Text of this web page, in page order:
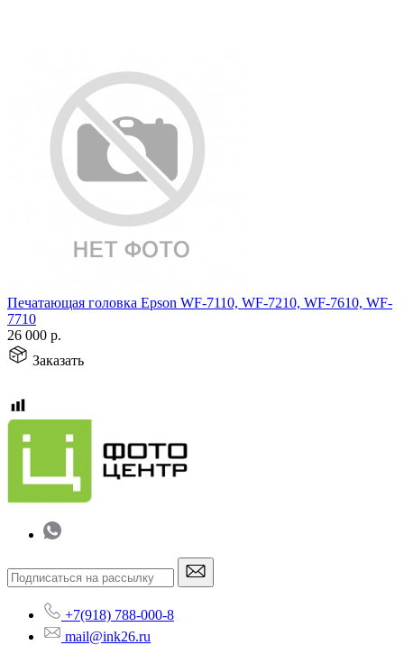
Печатающая головка Epson WF-7110, WF-7210, WF-7610, WF-
7710
26 000 р.
Заказать
+7(918) 788-000-8
mail@ink26.ru